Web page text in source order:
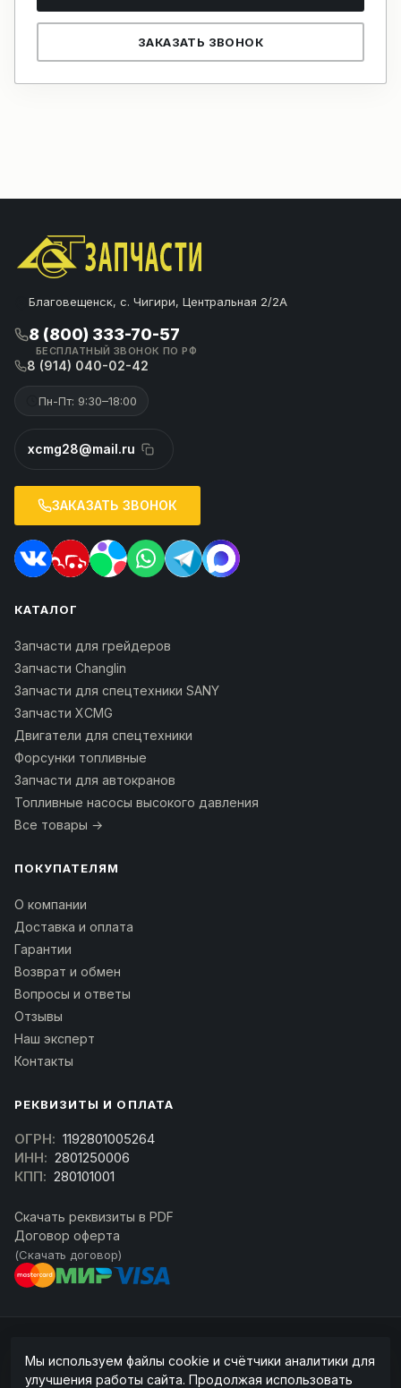
ЗАКАЗАТЬ ЗВОНОК
Благовещенск, с. Чигири, Центральная 2/2А
8 (800) 333-70-57
БЕСПЛАТНЫЙ ЗВОНОК ПО РФ
8 (914) 040-02-42
Пн-Пт: 9:30–18:00
xcmg28@mail.ru
ЗАКАЗАТЬ ЗВОНОК
КАТАЛОГ
Запчасти для грейдеров
Запчасти Changlin
Запчасти для спецтехники SANY
Запчасти XCMG
Двигатели для спецтехники
Форсунки топливные
Запчасти для автокранов
Топливные насосы высокого давления
Все товары →
ПОКУПАТЕЛЯМ
О компании
Доставка и оплата
Гарантии
Возврат и обмен
Вопросы и ответы
Отзывы
Наш эксперт
Контакты
РЕКВИЗИТЫ И ОПЛАТА
ОГРН: 1192801005264
ИНН: 2801250006
КПП: 280101001
Скачать реквизиты в PDF
Договор оферта
(Скачать договор)
ссылка на источник обязательна.
Мы используем файлы cookie и счётчики аналитики для
улучшения работы сайта. Продолжая использовать